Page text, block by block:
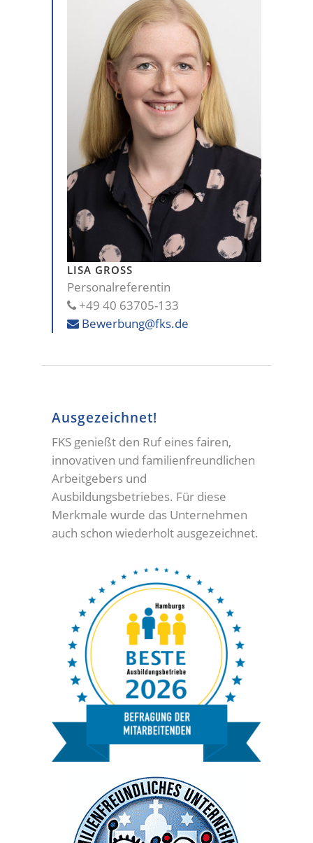
LISA GROSS
Personalreferentin
+49 40 63705-133
Bewerbung@fks.de
Ausgezeichnet!
FKS genießt den Ruf eines fairen,
innovativen und familienfreundlichen
Arbeitgebers und
Ausbildungsbetriebes. Für diese
Merkmale wurde das Unternehmen
auch schon wiederholt ausgezeichnet.